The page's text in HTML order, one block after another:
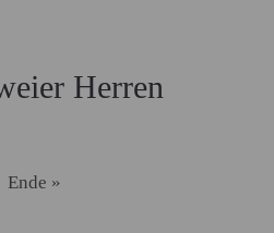
Herren
Ende »